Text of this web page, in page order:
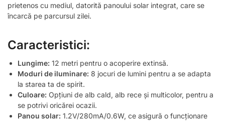
prietenos cu mediul, datorită panoului solar integrat, care se
încarcă pe parcursul zilei.
Caracteristici:
Lungime: 12 metri pentru o acoperire extinsă.
Moduri de iluminare: 8 jocuri de lumini pentru a se adapta
la starea ta de spirit.
Culoare: Opțiuni de alb cald, alb rece și multicolor, pentru a
se potrivi oricărei ocazii.
Panou solar: 1.2V/280mA/0.6W, ce asigură o funcționare